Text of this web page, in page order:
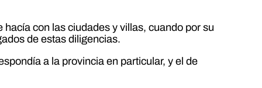
con las ciudades y villas, cuando por su
de estas diligencias.
a la provincia en particular, y el de